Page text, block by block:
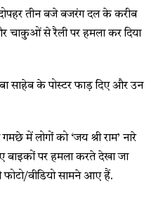
तीन बजे बजरंग दल के करीब
चाकुओं से रैली पर हमला कर दिया
साहेब के पोस्टर फाड़ दिए और उन
में लोगों को ‘जय श्री राम’ नारे
बाइकों पर हमला करते देखा जा
वीडियो सामने आए हैं.